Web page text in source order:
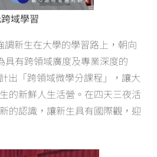
域學習
新生在大學的學習路上，朝向
有跨領域廣度及專業深度的
出「跨領域微學分課程」，讓大
的新鮮人生活營。在四天三夜活
的認識，讓新生具有國際觀，迎